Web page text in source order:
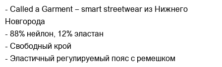
- Called a Garment – smart streetwear из Нижнего
Новгорода
- 88% нейлон, 12% эластан
- Свободный крой
- Эластичный регулируемый пояс с ремешком